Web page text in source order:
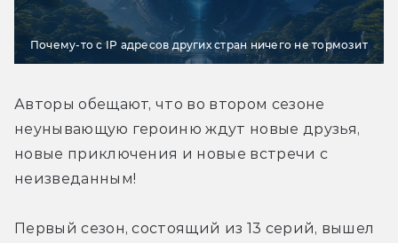
Почему-то с IP адресов других стран ничего не тормозит
Авторы обещают, что во втором сезоне
неунывающую героиню ждут новые друзья,
новые приключения и новые встречи с
неизведанным!
Первый сезон, состоящий из 13 серий, вышел